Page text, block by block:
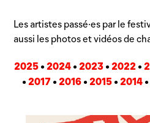
Les artistes passé·es par le
aussi les photos et vidéos de
2025 • 2024 • 2023 • 2022 •
• 2017 • 2016• 2015• 2014•